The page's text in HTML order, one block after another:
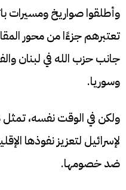
وأطلقوا صواريخ ومسيرات
تعتبرهم جزءًا من محور
جانب حزب الله في لبنان
وسوريا.
ولكن في الوقت نفسه،
لإسرائيل لتعزيز نفوذها
ضد خصومها.